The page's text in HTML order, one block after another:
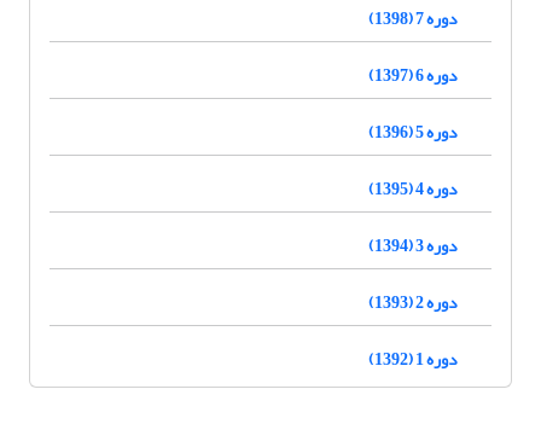
دوره 7 (1398)
دوره 6 (1397)
دوره 5 (1396)
دوره 4 (1395)
دوره 3 (1394)
دوره 2 (1393)
دوره 1 (1392)